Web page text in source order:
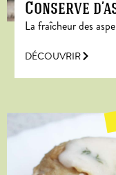
Conserve
La fraîcheur des
DÉCOUVRIR